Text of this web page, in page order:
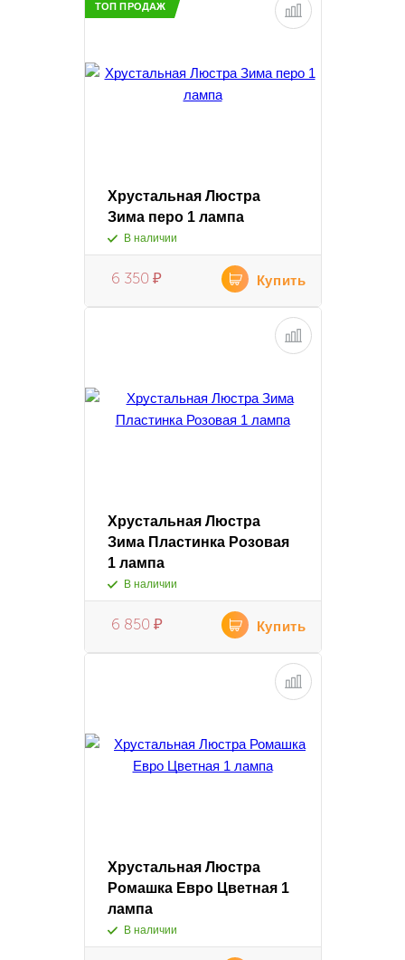
ТОП ПРОДАЖ
Хрустальная Люстра
Зима перо 1 лампа
В наличии
6 350 ₽ Купить
Хрустальная Люстра
Зима Пластинка Розовая
1 лампа
В наличии
6 850 ₽ Купить
Хрустальная Люстра
Ромашка Евро Цветная 1
лампа
В наличии